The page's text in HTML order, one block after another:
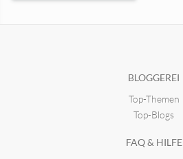
Ben Philipps Schreibwelt
BLOGGEREI
Top-Themen
Top-Blogs
FAQ & HILFE